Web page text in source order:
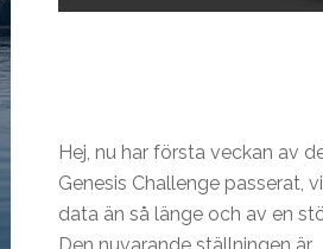
Hej, nu har första veckan av
Genesis Challenge passerat,
data än så länge och av en